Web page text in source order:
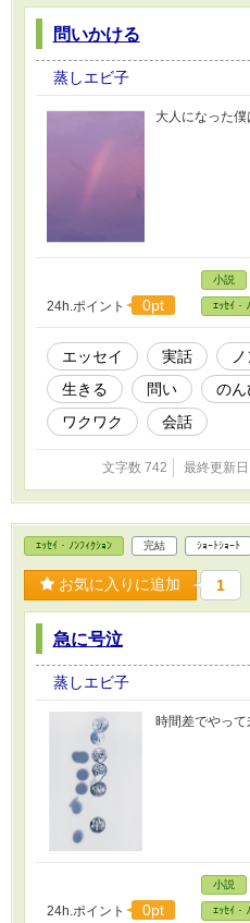
問いかける
蒸しエビ子
大人になった僕
24h.ポイント 0pt
小説
ｴｯｾｲ・
エッセイ 実話
生きる
問い のん
ワクワク
会話
文字数 742 最終更新
ｴｯｾｲ・ﾉﾝﾌｨｸｼｮﾝ 完結 ｼｮｰﾄｼｮｰﾄ
お気に入りに追加 1
急に号泣
蒸しエビ子
時間差でやって
24h.ポイント 0pt
小説
ｴｯｾｲ・